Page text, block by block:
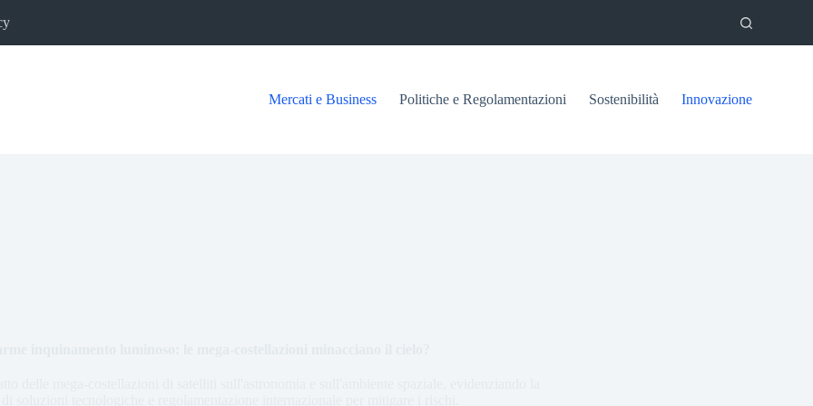
Mercati e Business Politiche e Regolamentazioni Sostenibilità Innovazione